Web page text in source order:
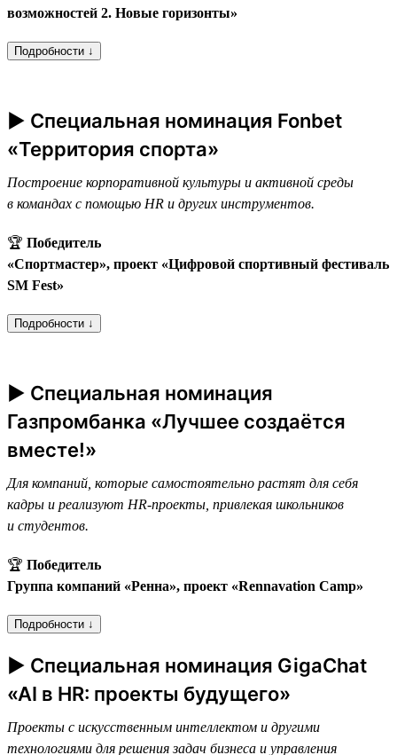
возможностей 2. Новые горизонты»
Подробности ↓
► Специальная номинация Fonbet
«Территория спорта»
Построение корпоративной культуры и активной среды
в командах с помощью HR и других инструментов.
🏆 Победитель
«Спортмастер», проект «Цифровой спортивный фестиваль
SM Fest»
Подробности ↓
► Специальная номинация
Газпромбанка «Лучшее создаётся
вместе!»
Для компаний, которые самостоятельно растят для себя
кадры и реализуют HR-проекты, привлекая школьников
и студентов.
🏆 Победитель
Группа компаний «Ренна», проект «Rennavation Camp»
Подробности ↓
► Специальная номинация GigaChat
«AI в HR: проекты будущего»
Проекты с искусственным интеллектом и другими
технологиями для решения задач бизнеса и управления